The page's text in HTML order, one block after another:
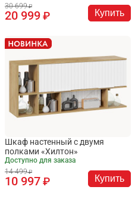
30 699
20 999 Купить
Шкаф настенный с двумя
полками «Хилтон»
Доступно для заказа
14 499
10 997 Купить